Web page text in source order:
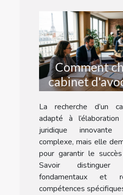
Comment
cabinet
une
La recherche d’un
adapté à
juridique innovante
complexe, mais elle
pour garantir le
Savoir
fondamentaux et
compétences